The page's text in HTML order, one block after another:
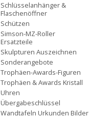
Schlüsselanhänger &
Flaschenöffner
Schützen
Simson-MZ-Roller
Ersatzteile
Skulpturen Auszeichnen
Sonderangebote
Trophäen-Awards-Figuren
Trophäen & Awards Kristall
Uhren
Übergabeschlüssel
Wandtafeln Urkunden Bilder